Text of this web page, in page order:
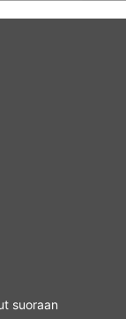
suoraan